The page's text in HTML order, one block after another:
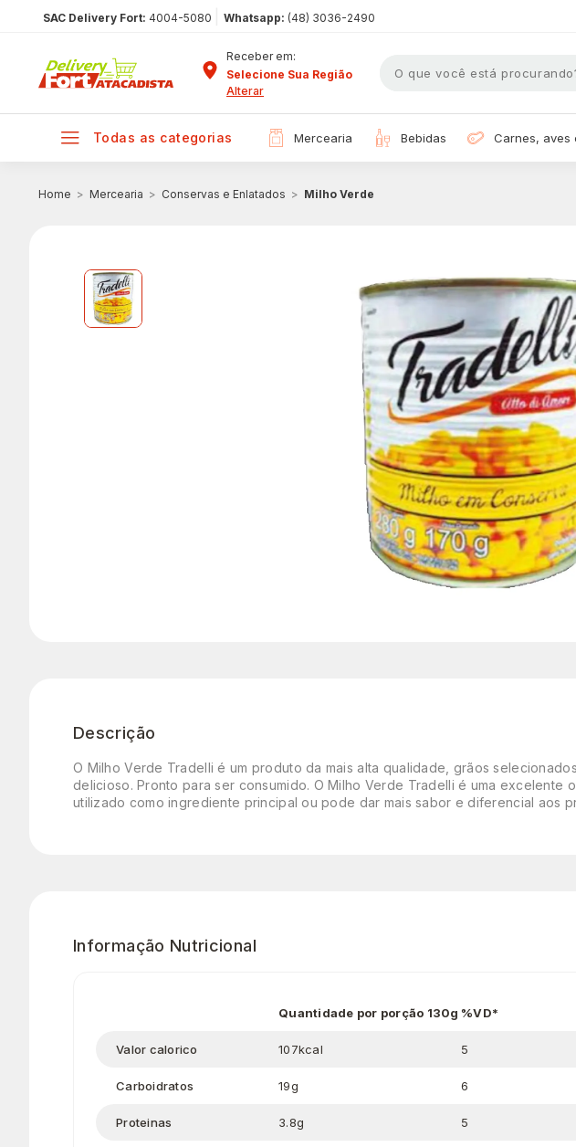
SAC Delivery Fort: 4004-5080 Whatsapp: (48) 3036-2490
Receber em:
Selecione Sua Região
Alterar
todas as categorias mercearia bebidas carnes,
Mercearia Conservas e Enlatados Milho Verde
Descrição
O Milho Verde Tradelli é um produto da mais alta qualidade, grãos
delicioso. Pronto para ser consumido. O Milho Verde Tradelli é uma
utilizado como ingrediente principal ou pode dar mais sabor e diferencial aos
Informação Nutricional
Quantidade por porção 130g %VD*
Valor calorico 107kcal 5
Carboidratos 19g 6
Proteinas 3.8g 5